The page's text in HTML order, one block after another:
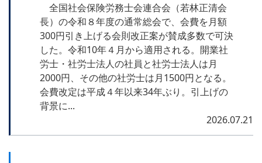
全国社会保険労務士会連合会（若林正清会
長）の令和８年度の通常総会で、会費を月額
300円引き上げる会則改正案が賛成多数で可決
した。令和10年４月から適用される。開業社
労士・社労士法人の社員と社労士法人は月
2000円、その他の社労士は月1500円となる。
会費改定は平成４年以来34年ぶり。引上げの
背景に...
2026.07.21